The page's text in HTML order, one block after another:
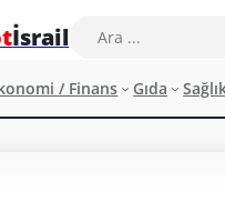
İsrail
/ Finans Gıda